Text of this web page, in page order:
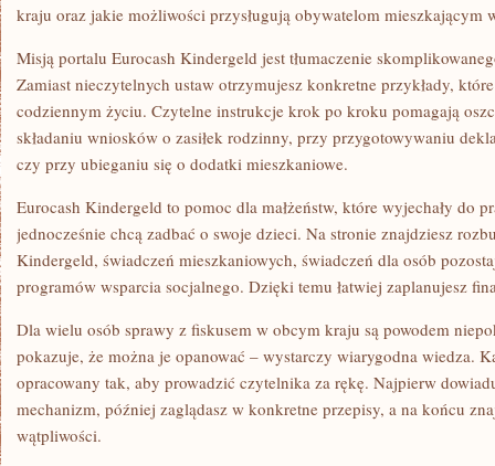
kraju oraz jakie możliwości przysługują obywatelom mieszkającym
Misją portalu Eurocash Kindergeld jest tłumaczenie
Zamiast nieczytelnych ustaw otrzymujesz konkretne przykłady,
codziennym życiu. Czytelne instrukcje krok po kroku pomagają
składaniu wniosków o zasiłek rodzinny, przy przygotowywaniu
czy przy ubieganiu się o dodatki mieszkaniowe.
Eurocash Kindergeld to pomoc dla małżeństw, które wyjechały do
jednocześnie chcą zadbać o swoje dzieci. Na stronie znajdziesz
Kindergeld, świadczeń mieszkaniowych, świadczeń dla osób
programów wsparcia socjalnego. Dzięki temu łatwiej zaplanujesz
Dla wielu osób sprawy z fiskusem w obcym kraju są powodem
pokazuje, że można je opanować – wystarczy wiarygodna wiedza.
opracowany tak, aby prowadzić czytelnika za rękę. Najpierw
mechanizm, później zaglądasz w konkretne przepisy, a na końcu
wątpliwości.